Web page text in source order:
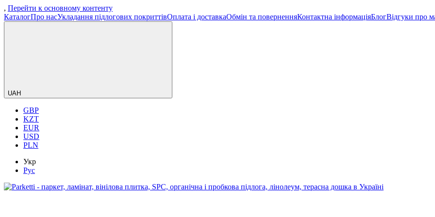
, Перейти к основному контенту
КаталогПро насУкладання підлогових покриттівОплата і доставкаОбмін та поверненняКонтактна інформаціяБлогВідгуки про
UAH
GBP
KZT
EUR
USD
PLN
Укр
Рус